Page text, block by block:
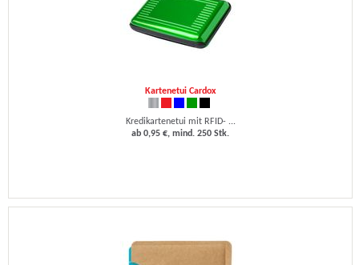
Kartenetui Cardox
Kredikartenetui mit RFID- ...
ab 0,95 €, mind. 250 Stk.